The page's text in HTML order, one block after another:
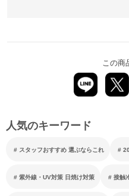
この商
人気のキーワード
スタッフおすすめ 選ぶならこれ
紫外線・UV対策 日焼け対策 接触